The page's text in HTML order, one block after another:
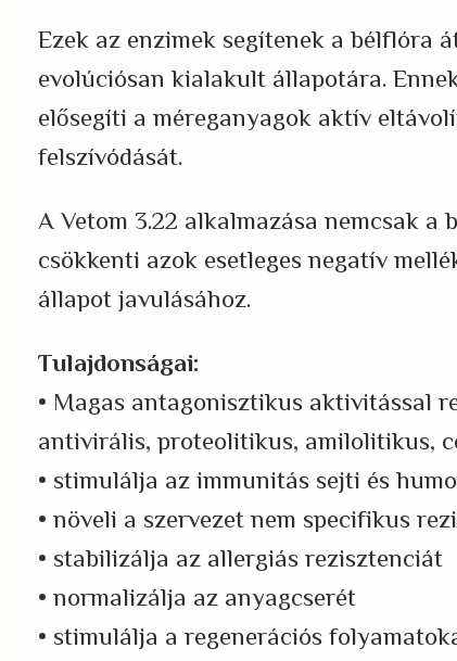
Ezek az enzimek segítenek a bélflóra
evolúciósan kialakult állapotára.
elősegíti a méreganyagok aktív
felszívódását.
A Vetom 3.22 alkalmazása nemcsak
csökkenti azok esetleges negatív
állapot javulásához.
Tulajdonságai:
• Magas antagonisztikus aktivitással
antivirális, proteolitikus, amilolitikus,
• stimulálja az immunitás sejti és
• növeli a szervezet nem specifikus
• stabilizálja az allergiás rezisztenciát
• normalizálja az anyagcserét
• stimulálja a regenerációs